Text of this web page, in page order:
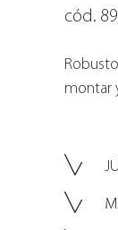
cód.
montar